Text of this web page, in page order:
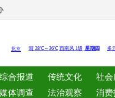
综合报道 传统文化
社会
媒体调查 法治观察
消费